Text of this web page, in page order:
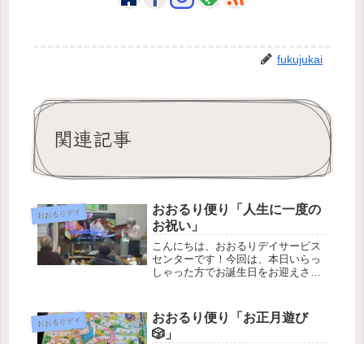
fukujukai
関連記事
おおるりデイ
おおるり便り「人生に一度の
お祝い」
こんにちは、おおるりデイサービス
センターです！今回は、本日いらっ
しゃった方でお誕生日をお迎えされ
様子をお届けいたします。帰り前の
カラオケの時間に前の方にお越しい
ただき、皆様でハ...
おおるりデイ
おおるり便り「お正月遊び
🎲」